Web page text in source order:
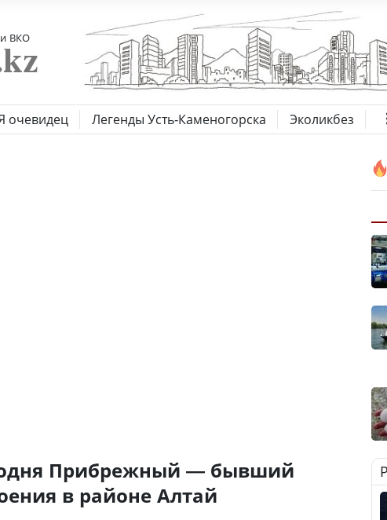
и ВКО
очевидец Легенды Усть-Каменогорска Эколикбез
Прибрежный — бывший
в районе Алтай